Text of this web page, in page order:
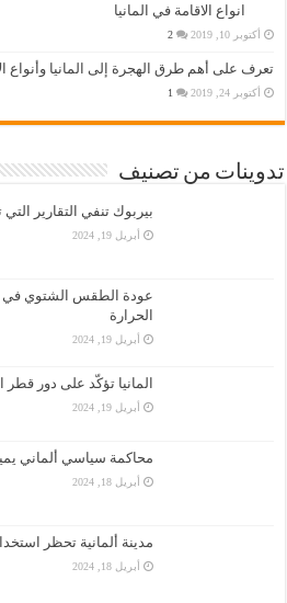
انواع الاقامة في المانيا
أكتوبر 10, 2019 2
تعرف على أهم طرق الهجرة إلى المانيا وأنواع
أكتوبر 24, 2019 1
تدوينات من تصنيف
بيربوك تنفي التقارير
أبريل 19, 2024
عودة الطقس الشتوي في
الحرارة
أبريل 19, 2024
المانيا تؤكّد على دور
أبريل 19, 2024
محاكمة سياسي ألماني
أبريل 18, 2024
مدينة ألمانية تحظر
أبريل 18, 2024